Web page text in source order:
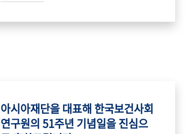
아시아재단을 대표해 한국보건사회
연구원의 51주년 기념일을 진심으